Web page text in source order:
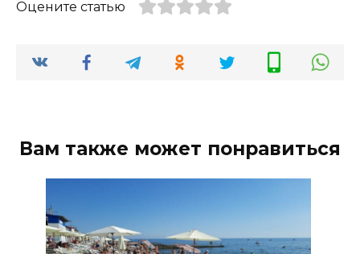
Оцените статью
Вам также может понравиться